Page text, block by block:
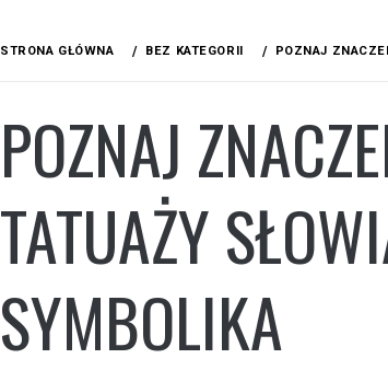
STRONA GŁÓWNA BEZ KATEGORII POZNAJ
POZNAJ
TATUAŻY
SYMBOLIKA